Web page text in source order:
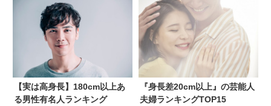
【実は高身長】180cm以上あ
る男性有名人ランキング
『身長差20cm以上』の芸能人
夫婦ランキングTOP15